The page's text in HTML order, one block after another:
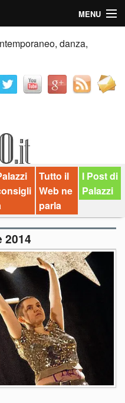
MENU
danza,
Tutto il
Web ne
parla
I Post di
Palazzi
2014